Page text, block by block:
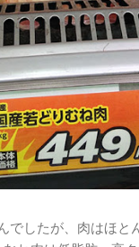
でしたが、肉はほと